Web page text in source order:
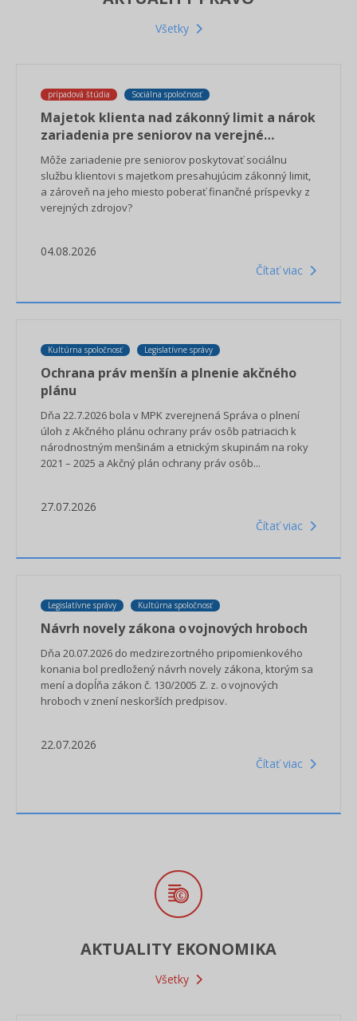
Všetky
prípadová štúdia Sociálna spoločnosť
Majetok klienta nad zákonný limit a nárok
zariadenia pre seniorov na verejné
financovanie
Môže zariadenie pre seniorov poskytovať sociálnu
službu klientovi s majetkom presahujúcim zákonný limit,
a zároveň na jeho miesto poberať finančné príspevky z
verejných zdrojov?
04.08.2026
Čítať viac
Kultúrna spoločnosť Legislatívne správy
Ochrana práv menšín a plnenie akčného
plánu
Dňa 22.7.2026 bola v MPK zverejnená Správa o plnení
úloh z Akčného plánu ochrany práv osôb patriacich k
národnostným menšinám a etnickým skupinám na roky
2021 – 2025 a Akčný plán ochrany práv osôb...
27.07.2026
Čítať viac
Legislatívne správy Kultúrna spoločnosť
Návrh novely zákona o vojnových hroboch
Dňa 20.07.2026 do medzirezortného pripomienkového
konania bol predložený návrh novely zákona, ktorým sa
mení a dopĺňa zákon č. 130/2005 Z. z. o vojnových
hroboch v znení neskorších predpisov.
22.07.2026
Čítať viac
AKTUALITY EKONOMIKA
Všetky